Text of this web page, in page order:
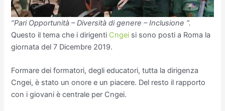
“Pari Opportunità – Diversità di genere – Inclusione “.
Questo il tema che i dirigenti Cngei si sono posti a Roma la
giornata del 7 Dicembre 2019.
Formare dei formatori, degli educatori, tutta la dirigenza
Cngei, è stato un onore e un piacere. Del resto il rapporto
con i giovani è centrale per Cngei.